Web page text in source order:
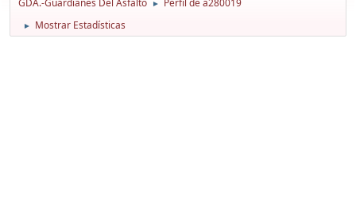
GDA.-Guardianes Del Asfalto ► Perfil de a280019
► Mostrar Estadísticas